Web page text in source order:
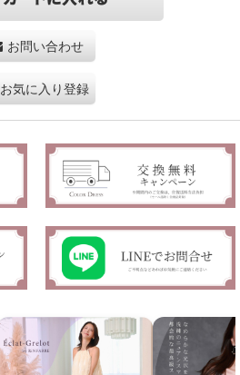
お問い合わせ
お気に入り登録